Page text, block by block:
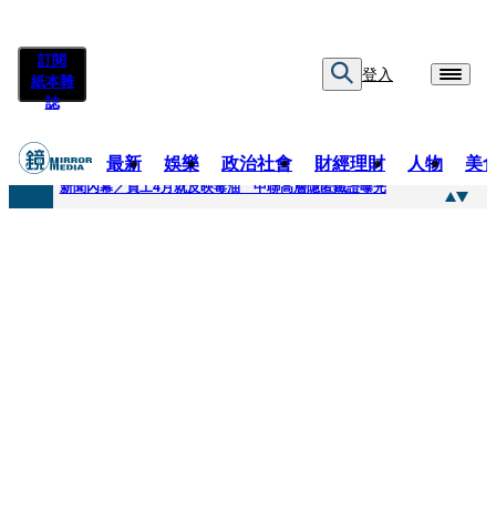
訂閱
紙本雜
誌
登入
最新 娛樂 政治社會 財經理財 人物 美
快訊
新聞內幕／員工4月就反映毒油 中聯高層隱匿鐵證曝光